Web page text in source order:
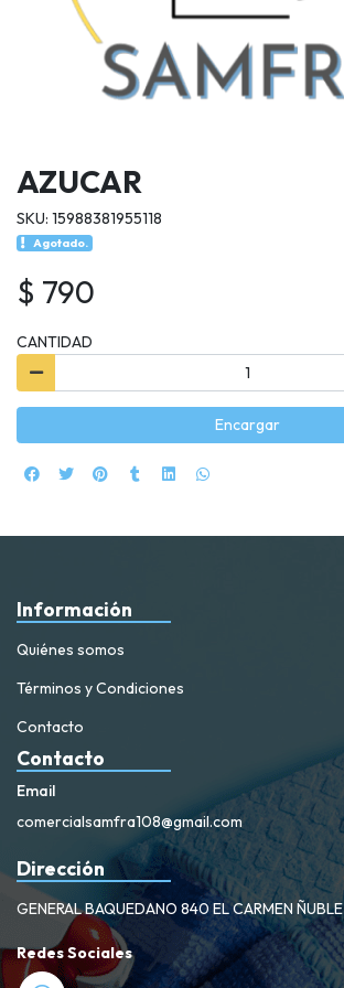
AZUCAR
SKU: 15988381955118
Agotado.
$ 790
CANTIDAD
Encargar
Información
Quiénes somos
Términos y Condiciones
Contacto
Contacto
Email
comercialsamfra108@gmail.com
Dirección
GENERAL BAQUEDANO 840 EL CARMEN ÑUBLE
Redes Sociales